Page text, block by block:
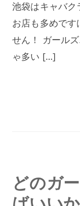
池袋はキャバク
お店も多めです
せん！ ガール
ゃ多い […]
どのガ